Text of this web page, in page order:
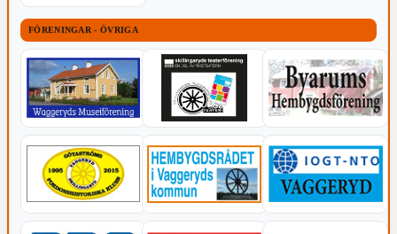
FÖRENINGAR - ÖVRIGA